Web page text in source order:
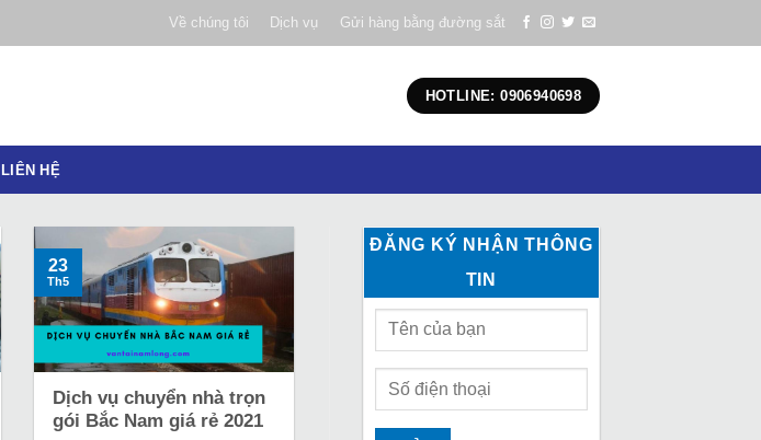
Về chúng tôi Dịch vụ Gửi hàng bằng đường sắt
HOTLINE: 0906940698
LIÊN HỆ
Dịch vụ chuyển nhà trọn
gói Bắc Nam giá rẻ 2021
23
Th5
ĐĂNG KÝ NHẬN THÔNG
TIN